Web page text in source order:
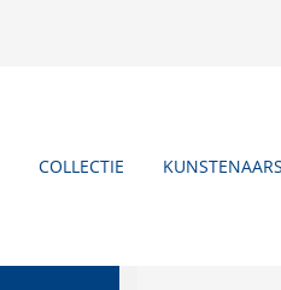
COLLECTIE KUNSTENAARS